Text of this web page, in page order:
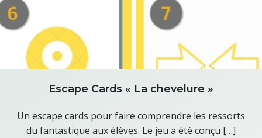
Escape Cards « La chevelure »
Un escape cards pour faire comprendre les ressorts
du fantastique aux élèves. Le jeu a été conçu […]